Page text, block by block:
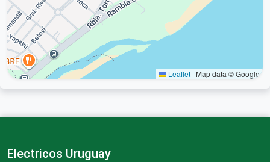
Leaflet | Map data © Google
Electricos Uruguay